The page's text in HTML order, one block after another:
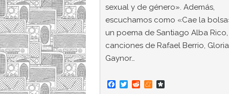
sexual y de género». Además,
escuchamos como «Cae la
un poema de Santiago Alba
canciones de Rafael Berrio, Gloria
Gaynor…
F
T
R
M